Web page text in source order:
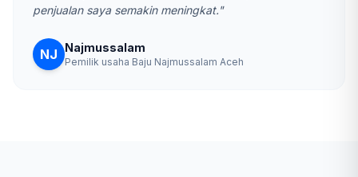
penjualan saya semakin meningkat."
NJ Najmussalam
Pemilik usaha Baju Najmussalam Aceh